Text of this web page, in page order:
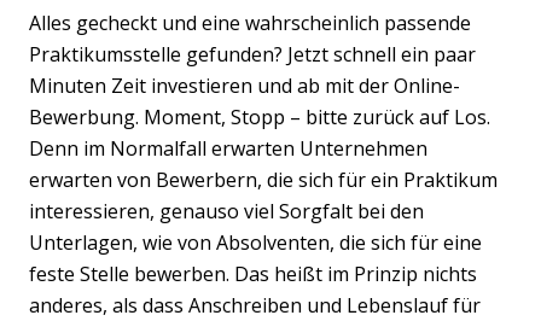
Alles gecheckt und eine wahrscheinlich passende
Praktikumsstelle gefunden? Jetzt schnell ein paar
Minuten Zeit investieren und ab mit der Online-
Bewerbung. Moment, Stopp – bitte zurück auf Los.
Denn im Normalfall erwarten Unternehmen
erwarten von Bewerbern, die sich für ein Praktikum
interessieren, genauso viel Sorgfalt bei den
Unterlagen, wie von Absolventen, die sich für eine
feste Stelle bewerben. Das heißt im Prinzip nichts
anderes, als dass Anschreiben und Lebenslauf für